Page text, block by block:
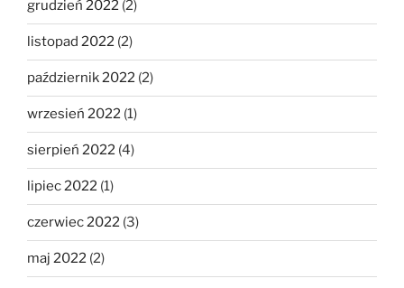
grudzień 2022 (2)
listopad 2022 (2)
październik 2022 (2)
wrzesień 2022 (1)
sierpień 2022 (4)
lipiec 2022 (1)
czerwiec 2022 (3)
maj 2022 (2)